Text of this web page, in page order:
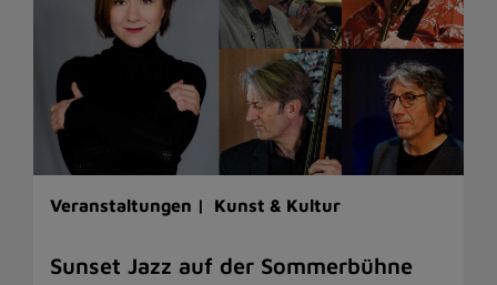
Veranstaltungen | Kunst & Kultur
Sunset Jazz auf der Sommerbühne